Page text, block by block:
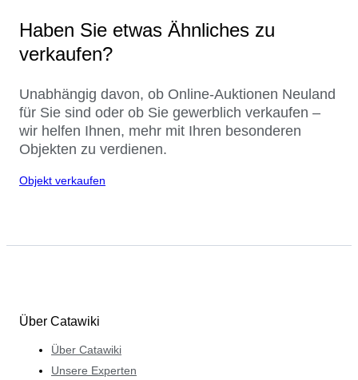
Haben Sie etwas Ähnliches zu
verkaufen?
Unabhängig davon, ob Online-Auktionen Neuland
für Sie sind oder ob Sie gewerblich verkaufen –
wir helfen Ihnen, mehr mit Ihren besonderen
Objekten zu verdienen.
Objekt verkaufen
Über Catawiki
Über Catawiki
Unsere Experten